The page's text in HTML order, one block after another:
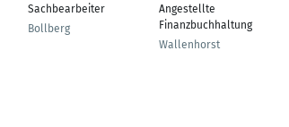
Sachbearbeiter
Bollberg
Angestellte
Finanzbuchhaltung
Wallenhorst